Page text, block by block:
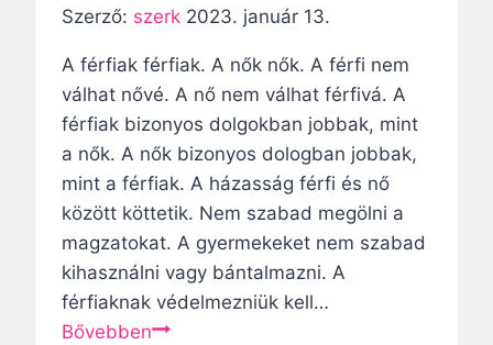
e
,
m
e
l
y
e
t
m
n
i
a
:
A
l
e
m
o
n
Szerző: szerk 2023. január 13.
A férfiak férfiak. A nők nők. A férfi nem
válhat nővé. A nő nem válhat férfivá. A
férfiak bizonyos dolgokban jobbak, mint
a nők. A nők bizonyos dologban jobbak,
mint a férfiak. A házasság férfi és nő
között köttetik. Nem szabad megölni a
magzatokat. A gyermekeket nem szabad
kihasználni vagy bántalmazni. A
férfiaknak védelmezniük kell…
BővebbenF